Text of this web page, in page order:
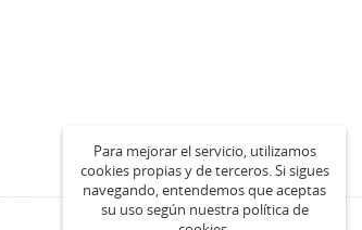
Para mejorar el servicio, utilizamos
cookies propias y de terceros. Si sigues
navegando, entendemos que aceptas
su uso según nuestra política de